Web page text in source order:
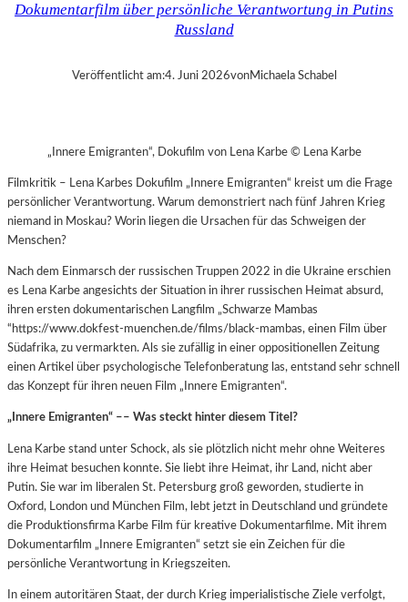
Dokumentarfilm über persönliche Verantwortung in Putins
Russland
Veröffentlicht am:4. Juni 2026vonMichaela Schabel
„Innere Emigranten“, Dokufilm von Lena Karbe © Lena Karbe
Filmkritik – Lena Karbes Dokufilm „Innere Emigranten“ kreist um die Frage
persönlicher Verantwortung. Warum demonstriert nach fünf Jahren Krieg
niemand in Moskau? Worin liegen die Ursachen für das Schweigen der
Menschen?
Nach dem Einmarsch der russischen Truppen 2022 in die Ukraine erschien
es Lena Karbe angesichts der Situation in ihrer russischen Heimat absurd,
ihren ersten dokumentarischen Langfilm „Schwarze Mambas
“https://www.dokfest-muenchen.de/films/black-mambas, einen Film über
Südafrika, zu vermarkten. Als sie zufällig in einer oppositionellen Zeitung
einen Artikel über psychologische Telefonberatung las, entstand sehr schnell
das Konzept für ihren neuen Film „Innere Emigranten“.
„Innere Emigranten“ –– Was steckt hinter diesem Titel?
Lena Karbe stand unter Schock, als sie plötzlich nicht mehr ohne Weiteres
ihre Heimat besuchen konnte. Sie liebt ihre Heimat, ihr Land, nicht aber
Putin. Sie war im liberalen St. Petersburg groß geworden, studierte in
Oxford, London und München Film, lebt jetzt in Deutschland und gründete
die Produktionsfirma Karbe Film für kreative Dokumentarfilme. Mit ihrem
Dokumentarfilm „Innere Emigranten“ setzt sie ein Zeichen für die
persönliche Verantwortung in Kriegszeiten.
In einem autoritären Staat, der durch Krieg imperialistische Ziele verfolgt,